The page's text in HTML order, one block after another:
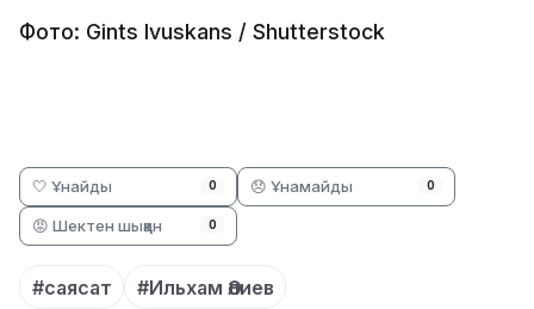
Фото: Gints Ivuskans / Shutterstock
🤍 Ұнайды 0 😞 Ұнамайды 0
😡 Шектен шыққан 0
#саясат
#Ильхам Әлиев